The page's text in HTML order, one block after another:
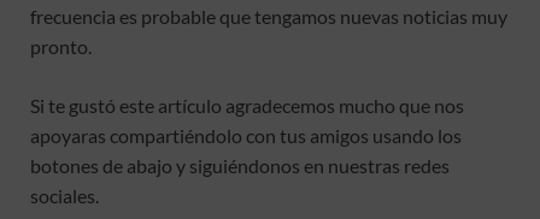
frecuencia es probable que tengamos nuevas noticias muy
pronto.
Si te gustó este artículo agradecemos mucho que nos
apoyaras compartiéndolo con tus amigos usando los
botones de abajo y siguiéndonos en nuestras redes
sociales.